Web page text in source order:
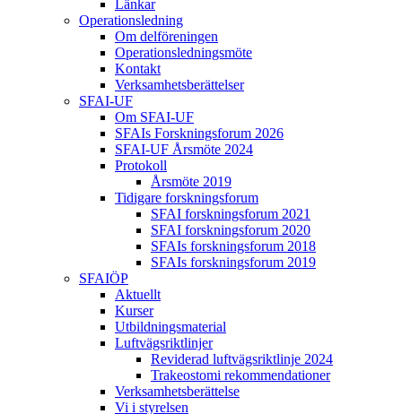
Länkar
Operationsledning
Om delföreningen
Operationsledningsmöte
Kontakt
Verksamhetsberättelser
SFAI-UF
Om SFAI-UF
SFAIs Forskningsforum 2026
SFAI-UF Årsmöte 2024
Protokoll
Årsmöte 2019
Tidigare forskningsforum
SFAI forskningsforum 2021
SFAI forskningsforum 2020
SFAIs forskningsforum 2018
SFAIs forskningsforum 2019
SFAIÖP
Aktuellt
Kurser
Utbildningsmaterial
Luftvägsriktlinjer
Reviderad luftvägsriktlinje 2024
Trakeostomi rekommendationer
Verksamhetsberättelse
Vi i styrelsen